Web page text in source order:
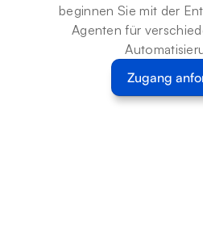
beginnen Sie mit der
Agenten für
Zugang